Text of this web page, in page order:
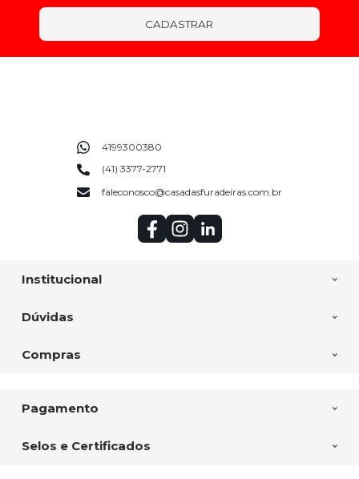
CADASTRAR
Institucional
Dúvidas
Compras
4199300380
(41) 3377-2771
faleconosco@casadasfuradeiras.com.br
Pagamento
Selos e Certificados